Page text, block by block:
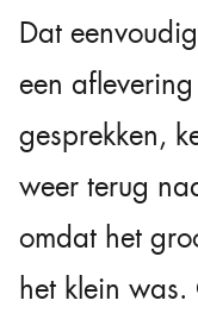
Dat
een
gesprekken,
weer terug
omdat het
het klein